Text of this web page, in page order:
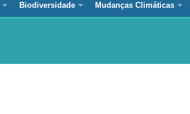
Biodiversidade Mudanças Climáticas